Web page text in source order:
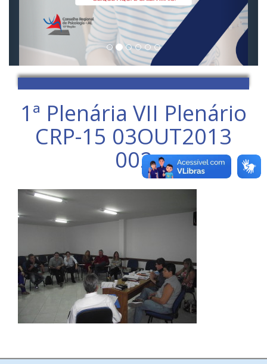
1ª Plenária VII Plenário
CRP-15 03OUT2013
002